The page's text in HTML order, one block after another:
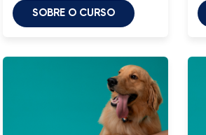
SOBRE O CURSO